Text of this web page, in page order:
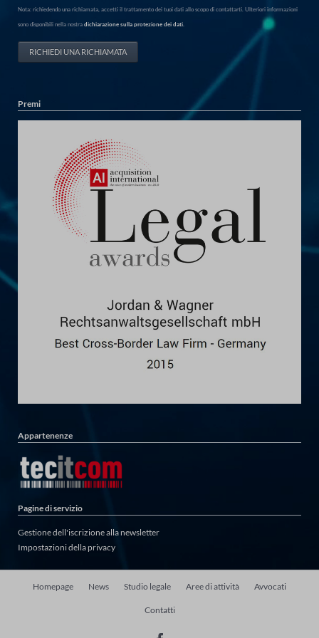
Nota: richiedendo una richiamata, accetti il trattamento dei tuoi dati allo scopo di contattarti. Ulteriori informazioni
sono disponibili nella nostra dichiarazione sulla protezione dei dati.
RICHIEDI UNA RICHIAMATA
Premi
Appartenenze
Pagine di servizio
Gestione dell'iscrizione alla newsletter
Impostazioni della privacy
Homepage News Studio legale Aree di attività Avvocati
Contatti